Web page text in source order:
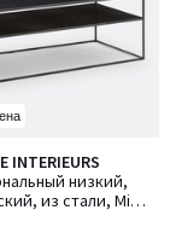
INTERIEURS
низкий,
из стали, Miva